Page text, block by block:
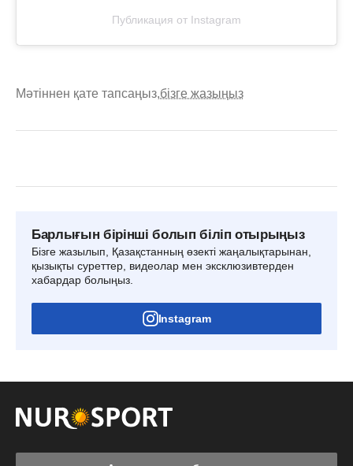
Публикация от Instagram
Мәтіннен қате тапсаңыз,бізге жазыңыз
Барлығын бірінші болып біліп отырыңыз
Бізге жазылып, Қазақстанның өзекті жаңалықтарынан,
қызықты суреттер, видеолар мен эксклюзивтерден
хабардар болыңыз.
Instagram